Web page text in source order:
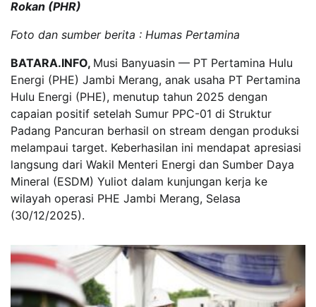
Rokan (PHR)
Foto dan sumber berita : Humas Pertamina
BATARA.INFO, Musi Banyuasin — PT Pertamina Hulu
Energi (PHE) Jambi Merang, anak usaha PT Pertamina
Hulu Energi (PHE), menutup tahun 2025 dengan
capaian positif setelah Sumur PPC-01 di Struktur
Padang Pancuran berhasil on stream dengan produksi
melampaui target. Keberhasilan ini mendapat apresiasi
langsung dari Wakil Menteri Energi dan Sumber Daya
Mineral (ESDM) Yuliot dalam kunjungan kerja ke
wilayah operasi PHE Jambi Merang, Selasa
(30/12/2025).